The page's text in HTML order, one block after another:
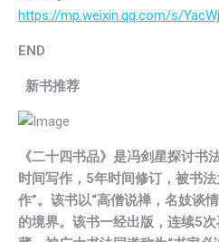
https://mp.weixin.qq.com/s/
END
新书推荐
《二十四书品》是冯剑星探讨书
时间写作，5年时间修订，被书
作”。该书以“高僧说禅，名妓谈
的境界。该书一经出版，连续5